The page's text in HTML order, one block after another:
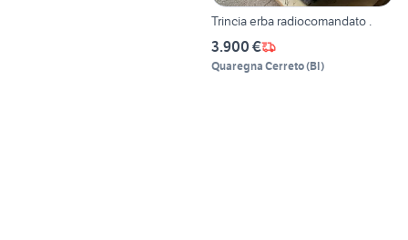
Trincia erba radiocomandato .
3.900 €
Quaregna Cerreto(BI)